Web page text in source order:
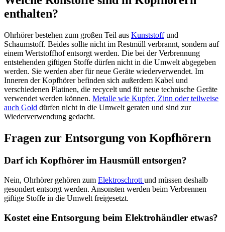
enthalten?
Ohrhörer bestehen zum großen Teil aus Kunststoffund
Schaumstoff. Beides sollte nicht im Restmüll verbrannt, sondern auf
einem Wertstoffhof entsorgt werden. Die bei der Verbrennung
entstehenden giftigen Stoffe dürfen nicht in die Umwelt abgegeben
werden. Sie werden aber für neue Geräte wiederverwendet. Im
Inneren der Kopfhörer befinden sich außerdem Kabel und
verschiedenen Platinen, die recycelt und für neue technische Geräte
verwendet werden können. Metalle wie Kupfer, Zinn oder teilweise
auch Gold dürfen nicht in die Umwelt geraten und sind zur
Wiederverwendung gedacht.
Fragen zur Entsorgung von Kopfhörern
Darf ich Kopfhörer im Hausmüll entsorgen?
Nein, Ohrhörer gehören zum Elektroschrott und müssen deshalb
gesondert entsorgt werden. Ansonsten werden beim Verbrennen
giftige Stoffe in die Umwelt freigesetzt.
Kostet eine Entsorgung beim Elektrohändler etwas?